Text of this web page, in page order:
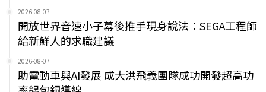
2026-08-07
開放世界音速小子幕後推手現身說法：SEGA工程師
給新鮮人的求職建議
2026-08-07
助電動車與AI發展 成大洪飛義團隊成功開發超高功